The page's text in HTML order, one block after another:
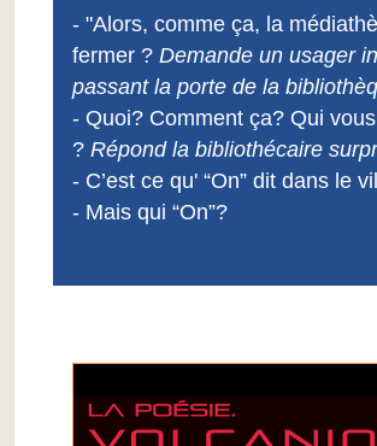
- "Alors, comme ça, la
fermer ? Demande un usager
passant la porte de la
- Quoi? Comment ça? Qui
? Répond la bibliothécaire
- C’est ce qu' “On” dit dans le
- Mais qui “On”?